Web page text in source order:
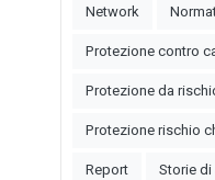
Network
Protezione contro
Protezione da
Protezione rischio
Report
Storie